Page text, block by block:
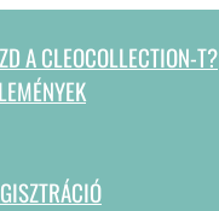
A CLEOCOLLECTION-T?